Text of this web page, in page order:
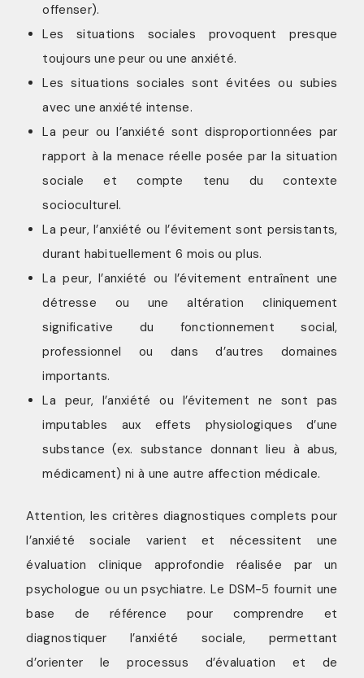
offenser).
Les situations sociales provoquent presque
toujours une peur ou une anxiété.
Les situations sociales sont évitées ou subies
avec une anxiété intense.
La peur ou l’anxiété sont disproportionnées par
rapport à la menace réelle posée par la situation
sociale et compte tenu du contexte
socioculturel.
La peur, l’anxiété ou l’évitement sont persistants,
durant habituellement 6 mois ou plus.
La peur, l’anxiété ou l’évitement entraînent une
détresse ou une altération cliniquement
significative du fonctionnement social,
professionnel ou dans d’autres domaines
importants.
La peur, l’anxiété ou l’évitement ne sont pas
imputables aux effets physiologiques d’une
substance (ex. substance donnant lieu à abus,
médicament) ni à une autre affection médicale.
Attention, les critères diagnostiques complets pour
l’anxiété sociale varient et nécessitent une
évaluation clinique approfondie réalisée par un
psychologue ou un psychiatre. Le DSM-5 fournit une
base de référence pour comprendre et
diagnostiquer l’anxiété sociale, permettant
d’orienter le processus d’évaluation et de